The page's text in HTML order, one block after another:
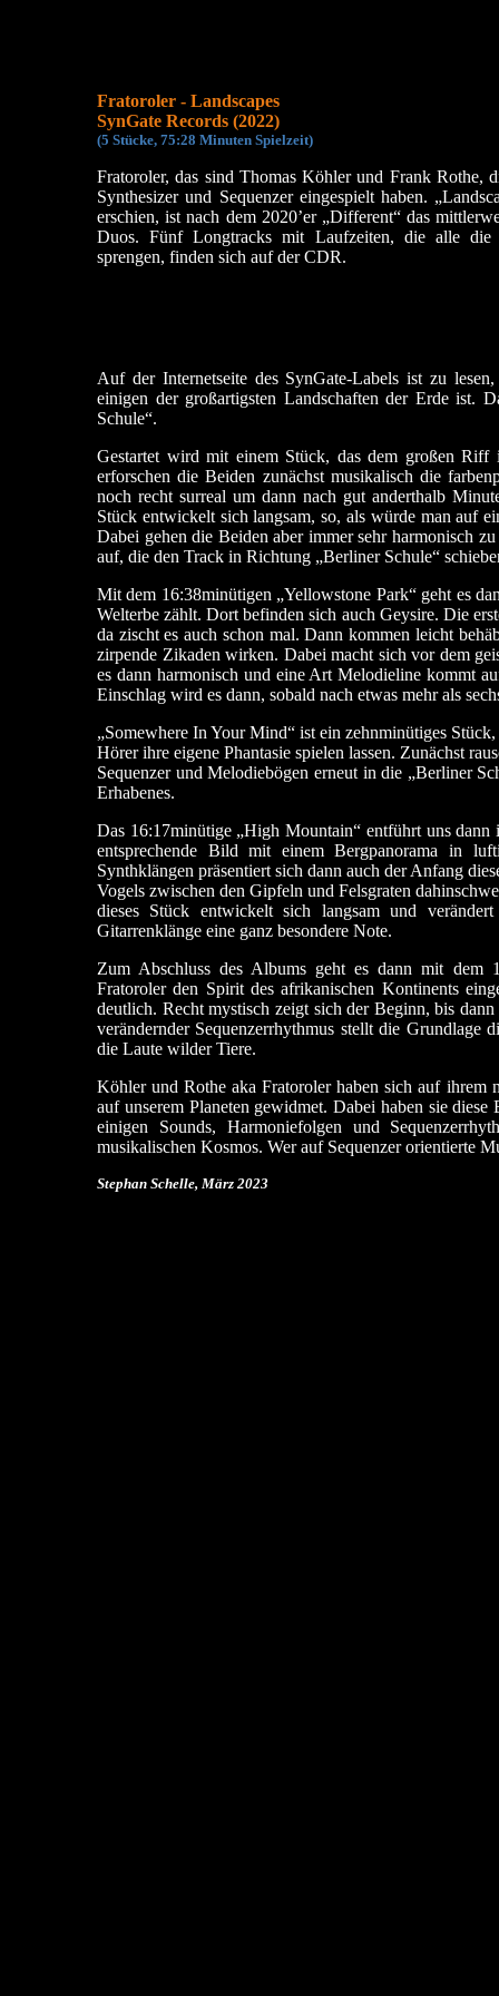
Fratoroler - Landscapes
SynGate Records (2022)
(5 Stücke, 75:28 Minuten Spielzeit)
Fratoroler, das sind Thomas Köhler und Frank Rothe,
Synthesizer und Sequenzer eingespielt haben.
erschien, ist nach dem 2020’er „Different“ das
Duos. Fünf Longtracks mit Laufzeiten, die alle die
sprengen, finden sich auf der CDR.
Auf der Internetseite des SynGate-Labels ist zu
einigen der großartigsten Landschaften der Erde ist.
Schule“.
Gestartet wird mit einem Stück, das dem großen
erforschen die Beiden zunächst musikalisch die
noch recht surreal um dann nach gut anderthalb
Stück entwickelt sich langsam, so, als würde man auf
Dabei gehen die Beiden aber immer sehr harmonisch
auf, die den Track in Richtung „Berliner Schule“
Mit dem 16:38minütigen „Yellowstone Park“ geht es
Welterbe zählt. Dort befinden sich auch Geysire. Die
da zischt es auch schon mal. Dann kommen leicht
zirpende Zikaden wirken. Dabei macht sich vor dem
es dann harmonisch und eine Art Melodieline kommt
Einschlag wird es dann, sobald nach etwas mehr als
„Somewhere In Your Mind“ ist ein zehnminütiges
Hörer ihre eigene Phantasie spielen lassen. Zunächst
Sequenzer und Melodiebögen erneut in die „Berliner
Erhabenes.
Das 16:17minütige „High Mountain“ entführt uns dann
entsprechende Bild mit einem Bergpanorama in
Synthklängen präsentiert sich dann auch der Anfang
Vogels zwischen den Gipfeln und Felsgraten
dieses Stück entwickelt sich langsam und
Gitarrenklänge eine ganz besondere Note.
Zum Abschluss des Albums geht es dann mit dem
Fratoroler den Spirit des afrikanischen Kontinents
deutlich. Recht mystisch zeigt sich der Beginn, bis
verändernder Sequenzerrhythmus stellt die Grundlage
die Laute wilder Tiere.
Köhler und Rothe aka Fratoroler haben sich auf ihrem
auf unserem Planeten gewidmet. Dabei haben sie
einigen Sounds, Harmoniefolgen und
musikalischen Kosmos. Wer auf Sequenzer orientierte
Stephan Schelle, März 2023